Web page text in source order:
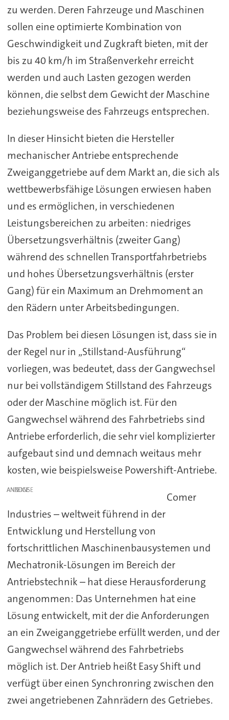
zu werden. Deren Fahrzeuge und Maschinen
sollen eine optimierte Kombination von
Geschwindigkeit und Zugkraft bieten, mit der
bis zu 40 km/h im Straßenverkehr erreicht
werden und auch Lasten gezogen werden
können, die selbst dem Gewicht der Maschine
beziehungsweise des Fahrzeugs entsprechen.
In dieser Hinsicht bieten die Hersteller
mechanischer Antriebe entsprechende
Zweiganggetriebe auf dem Markt an, die sich als
wettbewerbsfähige Lösungen erwiesen haben
und es ermöglichen, in verschiedenen
Leistungsbereichen zu arbeiten: niedriges
Übersetzungsverhältnis (zweiter Gang)
während des schnellen Transportfahrbetriebs
und hohes Übersetzungsverhältnis (erster
Gang) für ein Maximum an Drehmoment an
den Rädern unter Arbeitsbedingungen.
Das Problem bei diesen Lösungen ist, dass sie in
der Regel nur in „Stillstand-Ausführung“
vorliegen, was bedeutet, dass der Gangwechsel
nur bei vollständigem Stillstand des Fahrzeugs
oder der Maschine möglich ist. Für den
Gangwechsel während des Fahrbetriebs sind
Antriebe erforderlich, die sehr viel komplizierter
aufgebaut sind und demnach weitaus mehr
kosten, wie beispielsweise Powershift-Antriebe.
ANZEIGE
Comer
Industries – weltweit führend in der
Entwicklung und Herstellung von
fortschrittlichen Maschinenbausystemen und
Mechatronik-Lösungen im Bereich der
Antriebstechnik – hat diese Herausforderung
angenommen: Das Unternehmen hat eine
Lösung entwickelt, mit der die Anforderungen
an ein Zweiganggetriebe erfüllt werden, und der
Gangwechsel während des Fahrbetriebs
möglich ist. Der Antrieb heißt Easy Shift und
verfügt über einen Synchronring zwischen den
zwei angetriebenen Zahnrädern des Getriebes.